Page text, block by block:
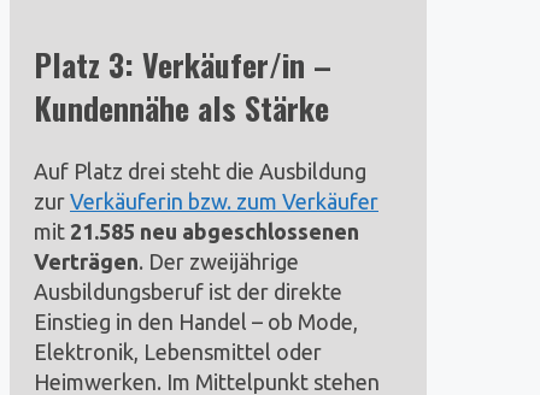
Platz 3: Verkäufer/in –
Kundennähe als Stärke
Auf Platz drei steht die Ausbildung
zur Verkäuferin bzw. zum Verkäufer
mit 21.585 neu abgeschlossenen
Verträgen. Der zweijährige
Ausbildungsberuf ist der direkte
Einstieg in den Handel – ob Mode,
Elektronik, Lebensmittel oder
Heimwerken. Im Mittelpunkt stehen